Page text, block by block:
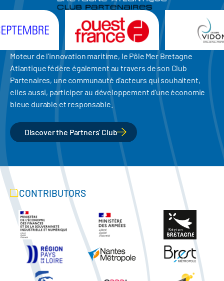
Moteur de l'innovation maritime, le Pôle Mer Bretagne
Atlantique fédère également au travers de son Club
Partenaires, une communauté d'acteurs qui souhaitent,
elles aussi, participer au développement d'une économie
bleue durable et responsable.
Discover the Partners' Club
CONTRIBUTORS